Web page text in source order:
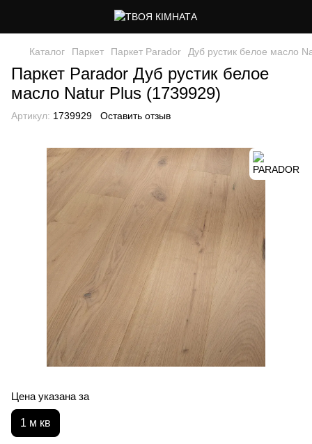
Каталог Паркет Паркет Parador Дуб рустик белое масло
Паркет Parador Дуб рустик белое
масло Natur Plus (1739929)
Артикул: 1739929 Оставить отзыв
Цена указана за
1 м кв